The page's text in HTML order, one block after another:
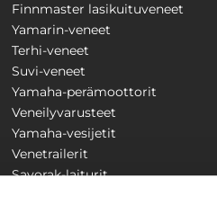
Finnmaster lasikuituveneet
Yamarin-veneet
Terhi-veneet
Suvi-veneet
Yamaha-perämoottorit
Veneilyvarusteet
Yamaha-vesijetit
Venetrailerit
Savorak-laiturit